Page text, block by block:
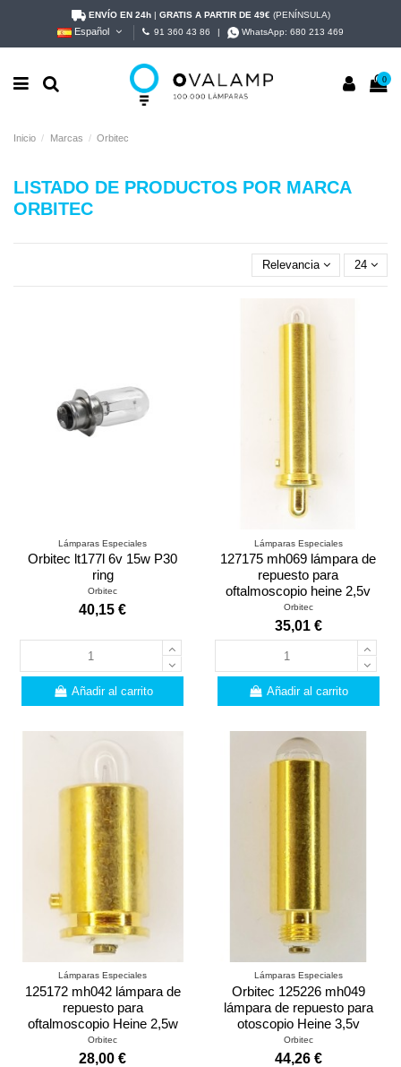
ENVÍO EN 24h| GRATIS A PARTIR DE 49€ (PENÍNSULA)
Español 91 360 43 86 WhatsApp:680 213 469
0
Inicio Marcas Orbitec
LISTADO DE PRODUCTOS POR MARCA
ORBITEC
Relevancia 24
Lámparas Especiales
Orbitec lt177l 6v 15w P30
ring
Orbitec
40,15 €
Añadir al carrito
Lámparas Especiales
127175 mh069 lámpara de
repuesto para
oftalmoscopio heine 2,5v
Orbitec
35,01 €
Añadir al carrito
Lámparas Especiales
125172 mh042 lámpara de
repuesto para
oftalmoscopio Heine 2,5w
Orbitec
28,00 €
Lámparas Especiales
Orbitec 125226 mh049
lámpara de repuesto para
otoscopio Heine 3,5v
Orbitec
44,26 €